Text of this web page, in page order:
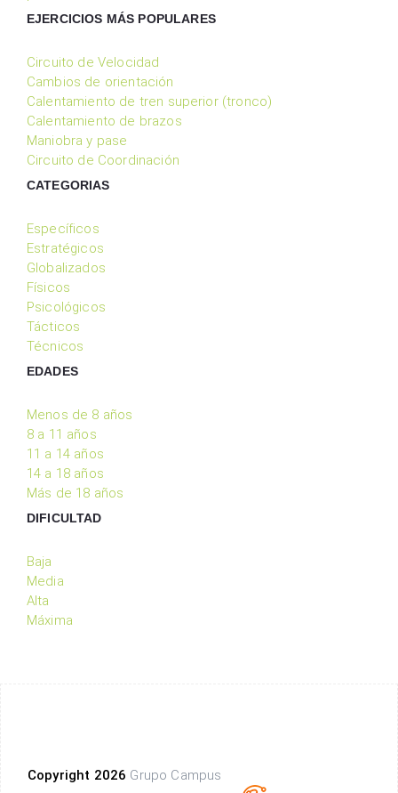
EJERCICIOS MÁS POPULARES
Circuito de Velocidad
Cambios de orientación
Calentamiento de tren superior (tronco)
Calentamiento de brazos
Maniobra y pase
Circuito de Coordinación
CATEGORIAS
Específicos
Estratégicos
Globalizados
Físicos
Psicológicos
Tácticos
Técnicos
EDADES
Menos de 8 años
8 a 11 años
11 a 14 años
14 a 18 años
Más de 18 años
DIFICULTAD
Baja
Media
Alta
Máxima
Copyright 2026 Grupo Campus